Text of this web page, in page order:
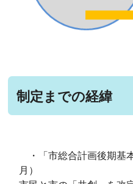
制定までの経緯
・「市総合計画後期基
月）